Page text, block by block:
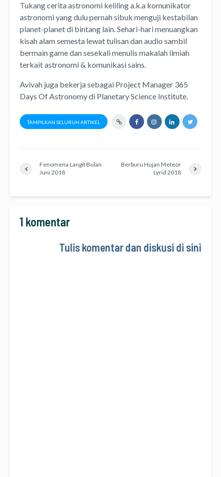
Tukang cerita astronomi kelilinga.k.a komunikator
astronomiyang dulu pernah sibuk menguji kestabilan
planet-planet di bintang lain. Sehari-hari menuangkan
kisah alam semesta lewattulisandanaudio sambil
bermain game dan sesekali menulis makalah ilmiah
terkait astronomi & komunikasi sains.
Avivah juga bekerja sebagai Project Manager 365
Days Of Astronomydi Planetary Science Institute.
TAMPILKAN SELURUH ARTIKEL
Fenomena Langit Bulan
Juni 2018
Berburu Hujan Meteor
Lyrid 2018
1 komentar
Tulis komentar dan diskusi di sini